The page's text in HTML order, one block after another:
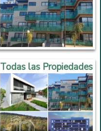
Todas las Propiedades